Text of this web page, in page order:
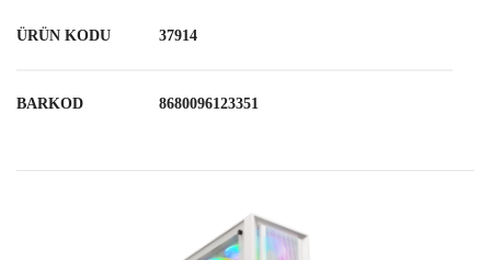
ÜRÜN KODU 37914
BARKOD 8680096123351